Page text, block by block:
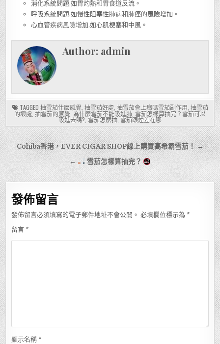
消化系統問題,如胃灼熱和胃食道反流。
呼吸系統問題,如慢性阻塞性肺病和肺癌的風險增加。
心血管疾病風險增加,如心肌梗塞和中風。
Author: admin
TAGGED 抽雪茄什麼感覺 抽雪茄好處 抽雪茄會上癮嗎雪茄副作用 抽雪茄
的壞處 抽雪茄的感覺 為什麼雪茄不能吸進肺 雪茄怎樣算抽完？雪茄可以
吸進去嗎?,雪茄怎麼抽,雪茄跟煙差在哪
文
章
導
覽
Cohiba香港，EVER CIGAR SHOP線上購買高希霸雪茄！ →
← 雪茄怎樣算抽完？
發佈留言
發佈留言必須填寫的電子郵件地址不會公開。 必填欄位標示為 *
留言 *
顯示名稱 *